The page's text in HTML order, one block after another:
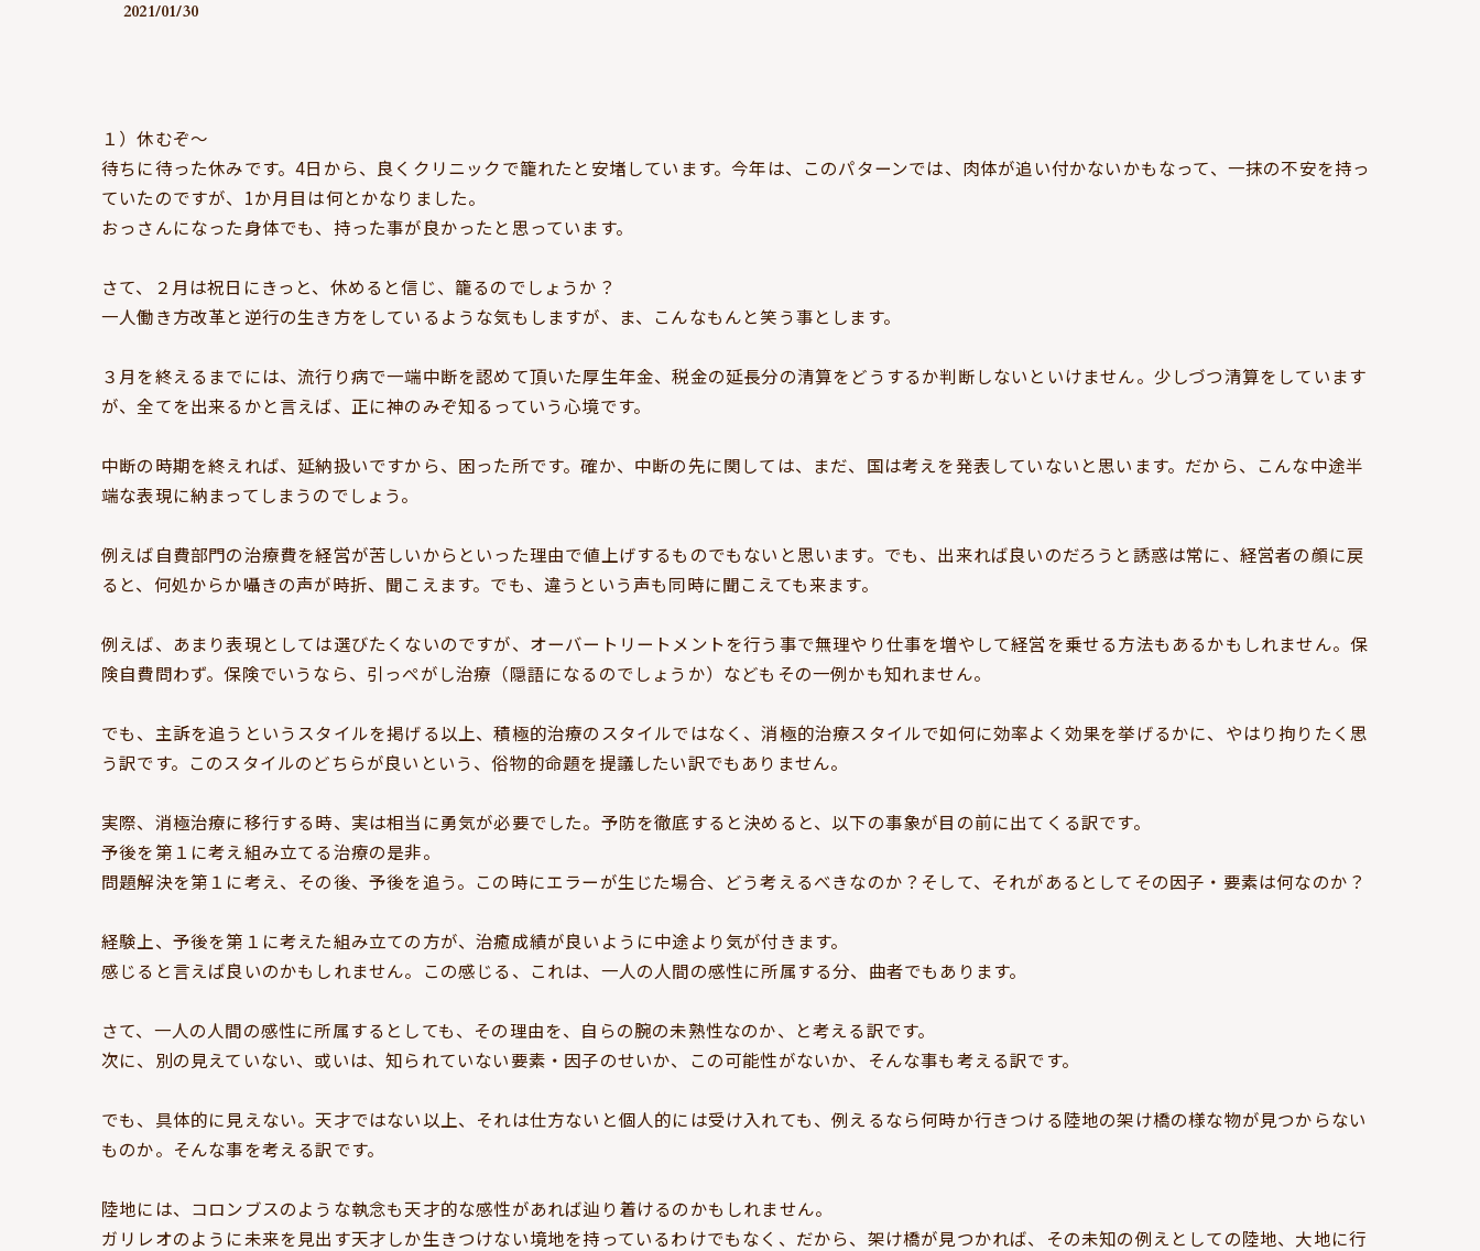
2021/01/30
１）休むぞ～
待ちに待った休みです。4日から、良くクリニックで籠れたと安堵しています。今年は、このパターンでは、肉体が追い付かないかもなって、一抹の不安を持っ
ていたのですが、1か月目は何とかなりました。
おっさんになった身体でも、持った事が良かったと思っています。
さて、２月は祝日にきっと、休めると信じ、籠るのでしょうか？
一人働き方改革と逆行の生き方をしているような気もしますが、ま、こんなもんと笑う事とします。
３月を終えるまでには、流行り病で一端中断を認めて頂いた厚生年金、税金の延長分の清算をどうするか判断しないといけません。少しづつ清算をしています
が、全てを出来るかと言えば、正に神のみぞ知るっていう心境です。
中断の時期を終えれば、延納扱いですから、困った所です。確か、中断の先に関しては、まだ、国は考えを発表していないと思います。だから、こんな中途半
端な表現に納まってしまうのでしょう。
例えば自費部門の治療費を経営が苦しいからといった理由で値上げするものでもないと思います。でも、出来れば良いのだろうと誘惑は常に、経営者の顔に戻
ると、何処からか囁きの声が時折、聞こえます。でも、違うという声も同時に聞こえても来ます。
例えば、あまり表現としては選びたくないのですが、オーバートリートメントを行う事で無理やり仕事を増やして経営を乗せる方法もあるかもしれません。保
険自費問わず。保険でいうなら、引っぺがし治療（隠語になるのでしょうか）などもその一例かも知れません。
でも、主訴を追うというスタイルを掲げる以上、積極的治療のスタイルではなく、消極的治療スタイルで如何に効率よく効果を挙げるかに、やはり拘りたく思
う訳です。このスタイルのどちらが良いという、俗物的命題を提議したい訳でもありません。
実際、消極治療に移行する時、実は相当に勇気が必要でした。予防を徹底すると決めると、以下の事象が目の前に出てくる訳です。
予後を第１に考え組み立てる治療の是非。
問題解決を第１に考え、その後、予後を追う。この時にエラーが生じた場合、どう考えるべきなのか？そして、それがあるとしてその因子・要素は何なのか？
経験上、予後を第１に考えた組み立ての方が、治癒成績が良いように中途より気が付きます。
感じると言えば良いのかもしれません。この感じる、これは、一人の人間の感性に所属する分、曲者でもあります。
さて、一人の人間の感性に所属するとしても、その理由を、自らの腕の未熟性なのか、と考える訳です。
次に、別の見えていない、或いは、知られていない要素・因子のせいか、この可能性がないか、そんな事も考える訳です。
でも、具体的に見えない。天才ではない以上、それは仕方ないと個人的には受け入れても、例えるなら何時か行きつける陸地の架け橋の様な物が見つからない
ものか。そんな事を考える訳です。
陸地には、コロンブスのような執念も天才的な感性があれば辿り着けるのかもしれません。
ガリレオのように未来を見出す天才しか生きつけない境地を持っているわけでもなく、だから、架け橋が見つかれば、その未知の例えとしての陸地、大地に行